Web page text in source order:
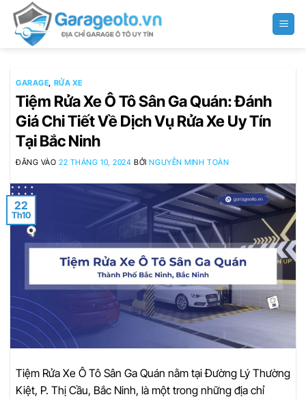
qua
GARAGE, RỬA XE
Tiệm Rửa Xe Ô Tô Sân Ga Quán: Đánh
Giá Chi Tiết Về Dịch Vụ Rửa Xe Uy Tín
Tại Bắc Ninh
ĐĂNG VÀO22 THÁNG 10, 2024 BỞINGUYỄN MINH TOÀN
22
Th10
Tiệm Rửa Xe Ô Tô Sân Ga Quán nằm tại Đường Lý Thường
Kiệt, P. Thị Cầu, Bắc Ninh, là một trong những địa chỉ